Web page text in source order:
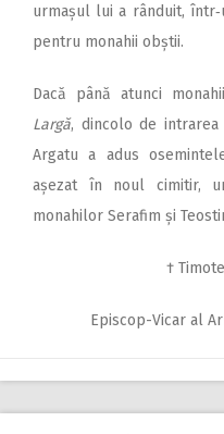
urmașul lui a rânduit,
pentru monahii obștii.
Dacă până atunci
Largă, dincolo de intrarea
Argatu a adus
așezat în noul cimitir,
monahilor Serafim și
†
Episcop-Vicar al